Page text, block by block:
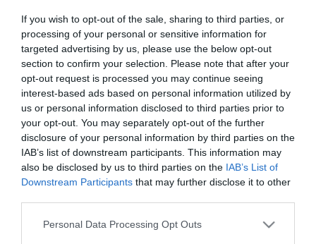
If you wish to opt-out of the sale, sharing to third parties, or
processing of your personal or sensitive information for
targeted advertising by us, please use the below opt-out
section to confirm your selection. Please note that after your
opt-out request is processed you may continue seeing
interest-based ads based on personal information utilized by
us or personal information disclosed to third parties prior to
your opt-out. You may separately opt-out of the further
disclosure of your personal information by third parties on the
IAB’s list of downstream participants. This information may
also be disclosed by us to third parties on the IAB’s List of
Downstream Participants that may further disclose it to other
Please note that this website/app uses one or more Google
Personal Data Processing Opt Outs
προσπάθεια ψηφιακής αναβάθμισης του
Ταμείου, ενισχύοντας τη λειτουργικότητα και
την ασφάλεια των πληροφοριακών του […]